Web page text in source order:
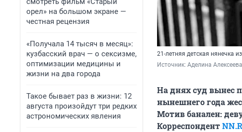
орел» на большом экране —
честная рецензия
«Получала 14 тысяч в месяц»:
кузбасский врач — о сексизме,
оптимизации медицины и
жизни на два города
Такое бывает раз в жизни: 12
августа произойдут три редких
астрономических явления
21-летняя детская нянечка
Источник: Аделина
На днях суд вынес
нынешнего года
Мотив банален:
Корреспондент